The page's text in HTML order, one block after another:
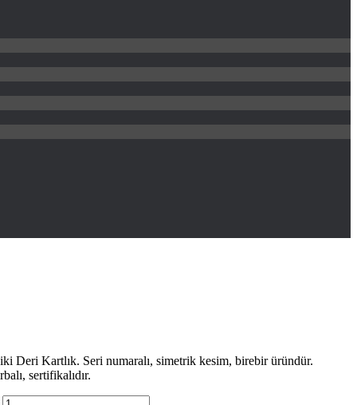
Deri Kartlık. Seri numaralı, simetrik kesim, birebir üründür.
sertifikalıdır.